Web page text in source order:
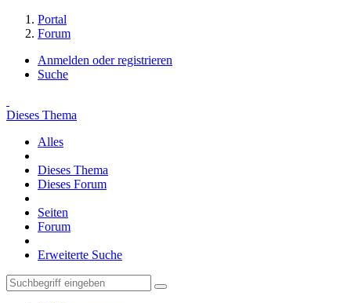
Portal
Forum
Anmelden oder registrieren
Suche
Dieses Thema
Alles
Dieses Thema
Dieses Forum
Seiten
Forum
Erweiterte Suche